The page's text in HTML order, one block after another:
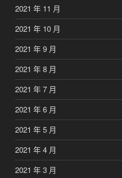
2021 年 11 月
2021 年 10 月
2021 年 9 月
2021 年 8 月
2021 年 7 月
2021 年 6 月
2021 年 5 月
2021 年 4 月
2021 年 3 月